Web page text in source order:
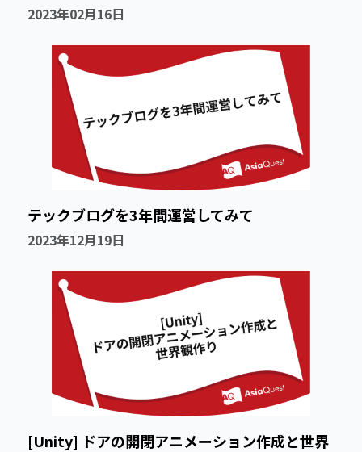
2023年02月16日
テックブログを3年間運営してみて
2023年12月19日
[Unity] ドアの開閉アニメーション作成と世界